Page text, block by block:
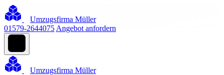
Umzugsfirma Müller
01579-2644075 Angebot anfordern
Umzugsfirma Müller